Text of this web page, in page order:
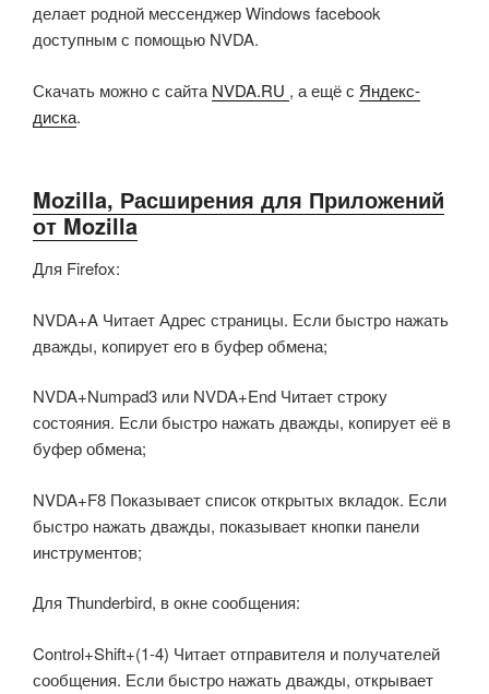
делает родной мессенджер Windows facebook
доступным с помощью NVDA.
Скачать можно с сайта NVDA.RU , а ещё с Яндекс-
диска.
Mozilla, Расширения для Приложений
от Mozilla
Для Firefox:
NVDA+A Читает Адрес страницы. Если быстро нажать
дважды, копирует его в буфер обмена;
NVDA+Numpad3 или NVDA+End Читает строку
состояния. Если быстро нажать дважды, копирует её в
буфер обмена;
NVDA+F8 Показывает список открытых вкладок. Если
быстро нажать дважды, показывает кнопки панели
инструментов;
Для Thunderbird, в окне сообщения:
Control+Shift+(1-4) Читает отправителя и получателей
сообщения. Если быстро нажать дважды, открывает